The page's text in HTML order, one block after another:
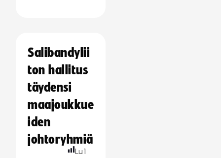
Salibandylii
ton hallitus
täydensi
maajoukkue
iden
johtoryhmiä
Lu1